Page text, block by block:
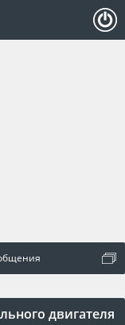
двигателя
оват